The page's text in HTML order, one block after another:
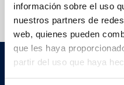
información sobre el uso
nuestros partners de
web, quienes pueden
que les haya
partir del uso que haya
Barcelona IVF